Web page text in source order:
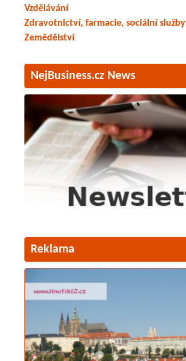
Vzdělávání
Zdravotnictví, farmacie, sociální služby
Zemědělství
NejBusiness.cz News
Reklama